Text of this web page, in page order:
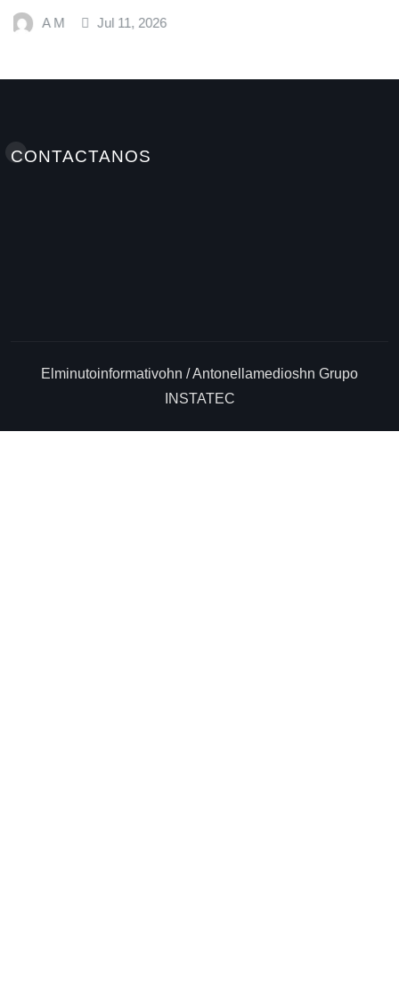
Mundial de Alimentos y Nestlé
Elminutoinformativohn / Antonellamedioshn Grupo